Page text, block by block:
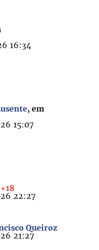
16:34
, em
15:07
22:27
Queiroz
21:27